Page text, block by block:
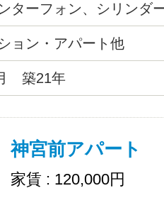
ターフォン、シリンダ
ステム、給湯、バスト
ムキッチン、バルコニ
室照明、ピクチャーレ
クローゼット、シュー
用料不要）、２４時間
場、
ョン・アパート他
築21年
神宮前アパート
家賃 : 120,000円